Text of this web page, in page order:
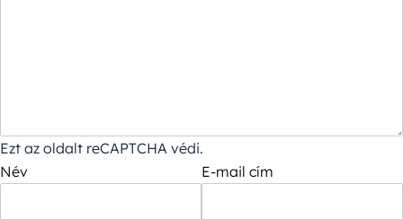
Ezt az oldalt reCAPTCHA védi.
Név
E-mail cím